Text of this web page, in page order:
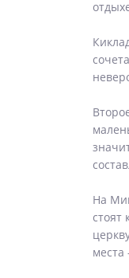
На
стоят
места